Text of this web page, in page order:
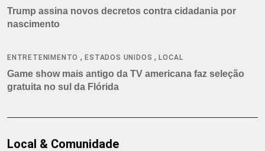
Trump assina novos decretos contra cidadania por
nascimento
ENTRETENIMENTO ,ESTADOS UNIDOS ,LOCAL
Game show mais antigo da TV americana faz seleção
gratuita no sul da Flórida
Local & Comunidade